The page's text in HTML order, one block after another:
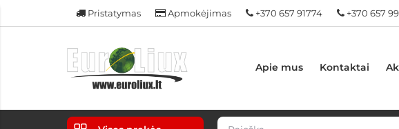
Pristatymas Apmokėjimas +370 657 91774 +370 657
Apie mus Kontaktai